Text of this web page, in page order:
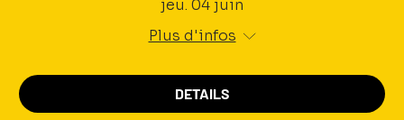
jeu. 04 juin
Plus d'infos
DETAILS